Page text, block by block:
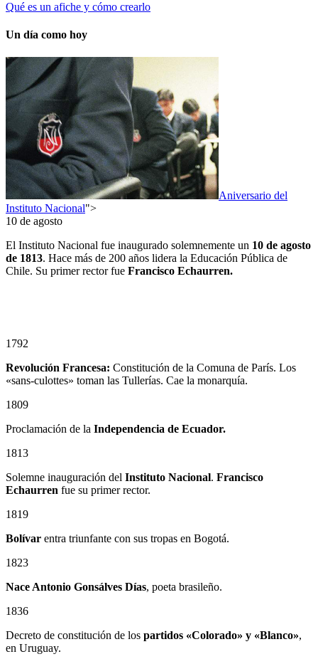
Qué es un afiche y cómo crearlo
Un día como hoy
Aniversario del
Instituto Nacional">
10 de agosto
El Instituto Nacional fue inaugurado solemnemente un 10 de agosto
de 1813. Hace más de 200 años lidera la Educación Pública de
Chile. Su primer rector fue Francisco Echaurren.
1792
Revolución Francesa: Constitución de la Comuna de París. Los
«sans-culottes» toman las Tullerías. Cae la monarquía.
1809
Proclamación de la Independencia de Ecuador.
1813
Solemne inauguración del Instituto Nacional. Francisco
Echaurren fue su primer rector.
1819
Bolívar entra triunfante con sus tropas en Bogotá.
1823
Nace Antonio Gonsálves Días, poeta brasileño.
1836
Decreto de constitución de los partidos «Colorado» y «Blanco»,
en Uruguay.